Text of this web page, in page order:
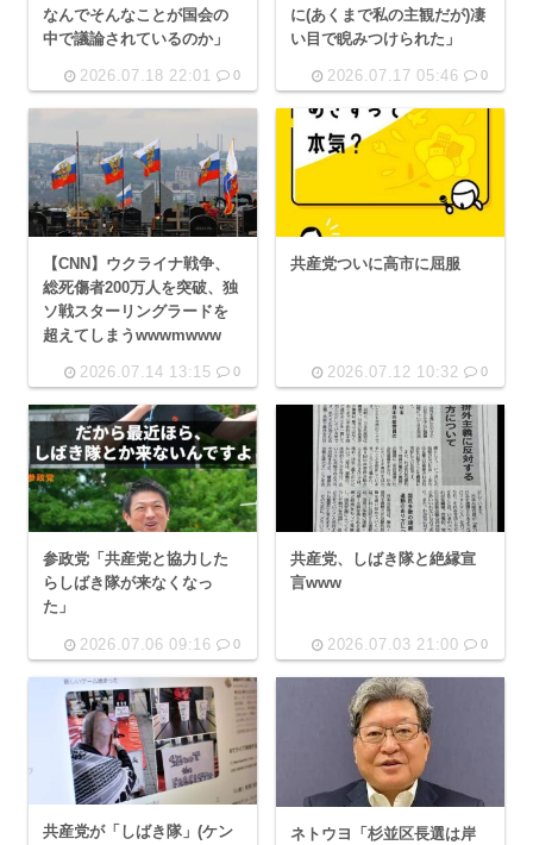
なんでそんなことが国会の
中で議論されているのか」
2026.07.18 22:01 0
に(あくまで私の主観だが)凄
い目で睨みつけられた」
2026.07.17 05:46 0
【CNN】ウクライナ戦争、
総死傷者200万人を突破、独
ソ戦スターリングラードを
超えてしまうwwwmwww
2026.07.14 13:15 0
共産党ついに高市に屈服
2026.07.12 10:32 0
参政党「共産党と協力した
らしばき隊が来なくなっ
た」
2026.07.06 09:16 0
共産党、しばき隊と絶縁宣
言www
2026.07.03 21:00 0
共産党が「しばき隊」(ケン
ネトウヨ「杉並区長選は岸